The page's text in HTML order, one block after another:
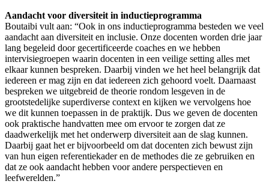
Aandacht voor diversiteit in inductieprogramma
Boutaibi vult aan: “Ook in ons inductieprogramma besteden we veel
aandacht aan diversiteit en inclusie. Onze docenten worden drie jaar
lang begeleid door gecertificeerde coaches en we hebben
intervisiegroepen waarin docenten in een veilige setting alles met
elkaar kunnen bespreken. Daarbij vinden we het heel belangrijk dat
iedereen er mag zijn en dat iedereen zich gehoord voelt. Daarnaast
bespreken we uitgebreid de theorie rondom lesgeven in de
grootstedelijke superdiverse context en kijken we vervolgens hoe
we dit kunnen toepassen in de praktijk. Dus we geven de docenten
ook praktische handvatten mee om ervoor te zorgen dat ze
daadwerkelijk met het onderwerp diversiteit aan de slag kunnen.
Daarbij gaat het er bijvoorbeeld om dat docenten zich bewust zijn
van hun eigen referentiekader en de methodes die ze gebruiken en
dat ze ook aandacht hebben voor andere perspectieven en
leefwerelden.”